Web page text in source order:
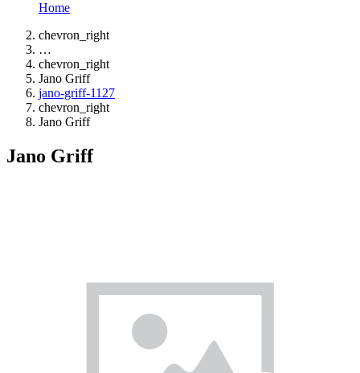
Home
chevron_right
…
chevron_right
Jano Griff
jano-griff-1127
chevron_right
Jano Griff
Jano Griff